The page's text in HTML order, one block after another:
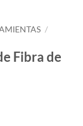
/
Fibra de